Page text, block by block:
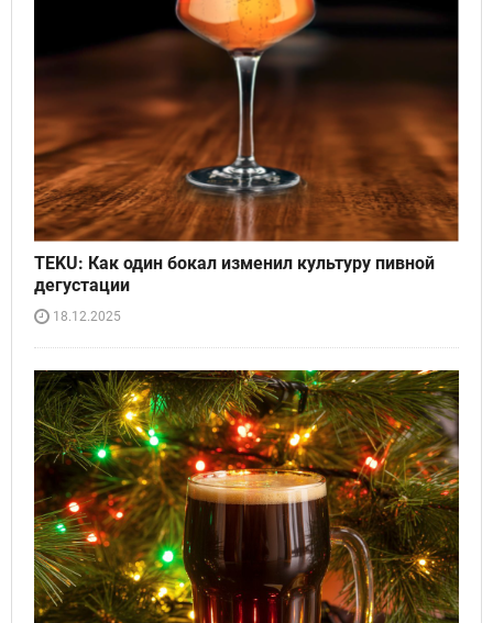
TEKU: Как один бокал изменил культуру пивной
дегустации
18.12.2025